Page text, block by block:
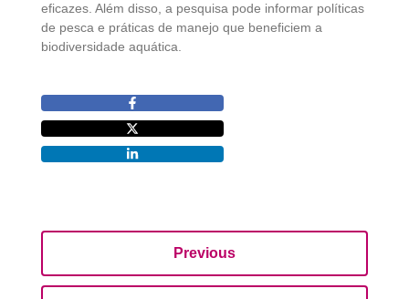
eficazes. Além disso, a pesquisa pode informar políticas
de pesca e práticas de manejo que beneficiem a
biodiversidade aquática.
Previous